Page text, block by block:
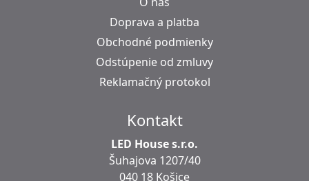
Doprava a platba
Obchodné podmienky
Odstúpenie od zmluvy
Reklamačný protokol
Kontakt
LED House s.r.o.
Šuhajova 1207/40
040 18 Košice